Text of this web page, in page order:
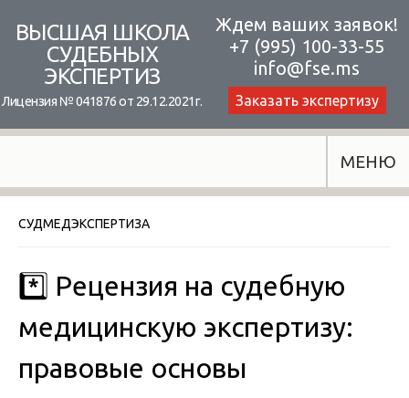
content
ВЫСШАЯ ШКОЛА
СУДЕБНЫХ
ЭКСПЕРТИЗ
Лицензия № 041876 от 29.12.2021г.
Ждем ваших заявок!
+7 (995) 100-33-55
info@fse.ms
Заказать экспертизу
МЕНЮ
СУДМЕДЭКСПЕРТИЗА
*️⃣ Рецензия на судебную
медицинскую экспертизу:
правовые основы